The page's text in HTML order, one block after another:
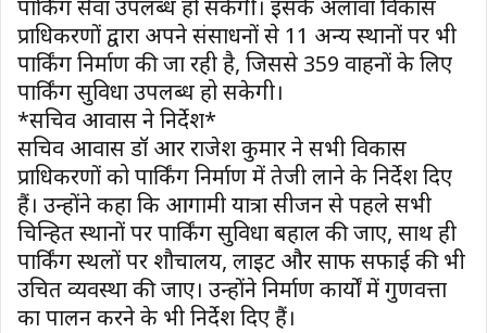
पार्किंग सेवा उपलब्ध हो सकेगी। इसके अलावा विकास
प्राधिकरणों द्वारा अपने संसाधनों से 11 अन्य स्थानों पर भी
पार्किंग निर्माण की जा रही है, जिससे 359 वाहनों के लिए
पार्किंग सुविधा उपलब्ध हो सकेगी।
*सचिव आवास ने निर्देश*
सचिव आवास डॉ आर राजेश कुमार ने सभी विकास
प्राधिकरणों को पार्किंग निर्माण में तेजी लाने के निर्देश दिए
हैं। उन्होंने कहा कि आगामी यात्रा सीजन से पहले सभी
चिन्हित स्थानों पर पार्किंग सुविधा बहाल की जाए, साथ ही
पार्किंग स्थलों पर शौचालय, लाइट और साफ सफाई की भी
उचित व्यवस्था की जाए। उन्होंने निर्माण कार्यों में गुणवत्ता
का पालन करने के भी निर्देश दिए हैं।